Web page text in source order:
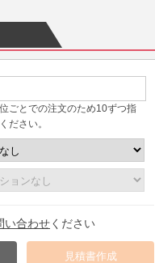
ごとでの注文のため10ずつ指
ださい。
い合わせください